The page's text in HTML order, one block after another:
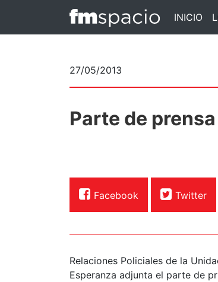
INICIO
27/05/2013
Parte de
Facebook Twitter
Relaciones Policiales de la
Esperanza adjunta el parte de